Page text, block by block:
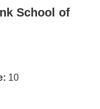
School of
10